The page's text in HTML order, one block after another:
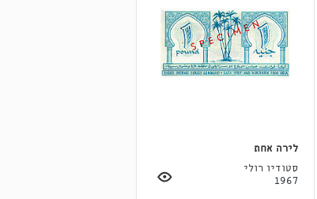
לירה אחת
סטודיו רולי
1967